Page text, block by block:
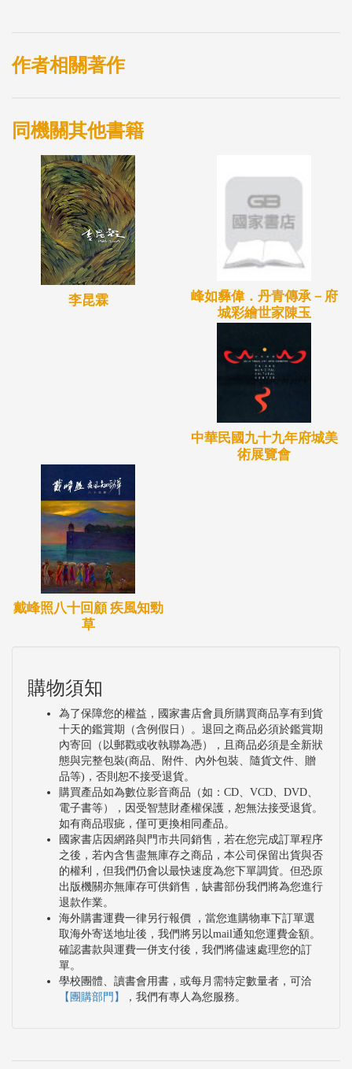
作者相關著作
同機關其他書籍
李昆霖
峰如彝偉．丹青傳承－府
城彩繪世家陳玉
中華民國九十九年府城美
術展覽會
戴峰照八十回顧 疾風知勁
草
購物須知
為了保障您的權益，國家書店會員所購買商品享有到貨
十天的鑑賞期（含例假日）。退回之商品必須於鑑賞期
內寄回（以郵戳或收執聯為憑），且商品必須是全新狀
態與完整包裝(商品、附件、內外包裝、隨貨文件、贈
品等)，否則恕不接受退貨。
購買產品如為數位影音商品（如：CD、VCD、DVD、
電子書等），因受智慧財產權保護，恕無法接受退貨。
如有商品瑕疵，僅可更換相同產品。
國家書店因網路與門市共同銷售，若在您完成訂單程序
之後，若內含售盡無庫存之商品，本公司保留出貨與否
的權利，但我們仍會以最快速度為您下單調貨。但恐原
出版機關亦無庫存可供銷售，缺書部份我們將為您進行
退款作業。
海外購書運費一律另行報價 ，當您進購物車下訂單選
取海外寄送地址後，我們將另以mail通知您運費金額。
確認書款與運費一併支付後，我們將儘速處理您的訂
單。
學校團體、讀書會用書，或每月需特定數量者，可洽
【團購部門】
，我們有專人為您服務。